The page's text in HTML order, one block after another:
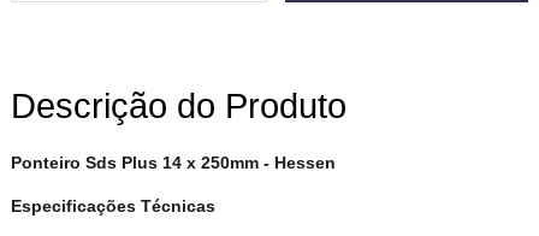
Descrição do Produto
Ponteiro Sds Plus 14 x 250mm - Hessen
Especificações Técnicas